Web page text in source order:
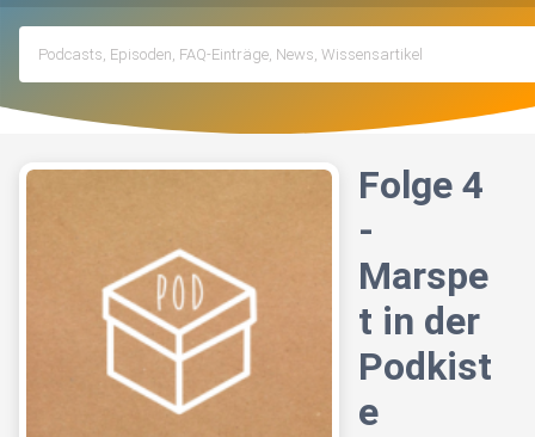
Folge 4
-
Marspe
t in der
Podkist
e